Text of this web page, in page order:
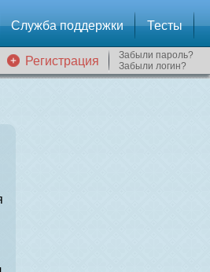
Служба поддержки Тесты
Регистрация
Забыли пароль?
Забыли логин?